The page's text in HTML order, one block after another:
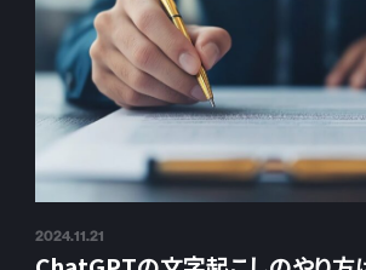
2024.11.21